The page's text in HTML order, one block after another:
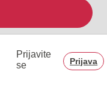
Prijavite
se
Prijava